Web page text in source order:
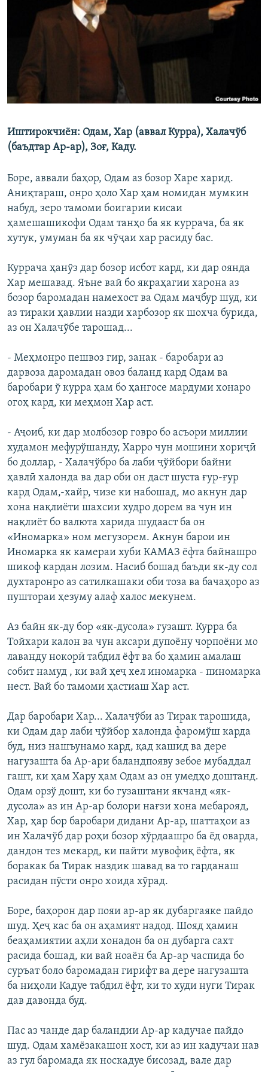
ГУЗОРИШҲОИ РАДИОӢ
Русский
Ҳамаи сомонаҳои RFE/RL
Иштирокчиён: Одам, Хар (аввал Курра), Халачўб
(баъдтар Ар-ар), Зоғ, Каду.
Боре, аввали баҳор, Одам аз бозор Харе харид.
Аниқтараш, онро ҳоло Хар ҳам номидан мумкин
набуд, зеро тамоми боигарии кисаи
ҳамешашикофи Одам танҳо ба як куррача, ба як
хутук, умуман ба як чўҷаи хар расиду бас.
Куррача ҳанўз дар бозор исбот кард, ки дар оянда
Хар мешавад. Яъне вай бо якраҳагии харона аз
бозор баромадан намехост ва Одам маҷбур шуд, ки
аз тираки ҳавлии назди харбозор як шохча бурида,
аз он Халачўбе тарошад...
- Меҳмонро пешвоз гир, занак - баробари аз
дарвоза даромадан овоз баланд кард Одам ва
баробари ў курра ҳам бо ҳангосе мардуми хонаро
огоҳ кард, ки меҳмон Хар аст.
- Аҷоиб, ки дар молбозор говро бо асъори миллии
худамон мефурўшанду, Харро чун мошини хориҷӣ
бо доллар, - Халачўбро ба лаби ҷўйбори байни
ҳавлӣ халонда ва дар оби он даст шуста ғур-ғур
кард Одам,-хайр, чизе ки набошад, мо акнун дар
хона нақлиёти шахсии худро дорем ва чун ин
нақлиёт бо валюта харида шудааст ба он
«Иномарка» ном мегузорем. Акнун барои ин
Иномарка як камераи хуби КАМАЗ ёфта байнашро
шикоф кардан лозим. Насиб бошад баъди як-ду сол
духтаронро аз сатилкашаки оби тоза ва бачаҳоро аз
пуштораи ҳезуму алаф халос мекунем.
Аз байн як-ду бор «як-дусола» гузашт. Курра ба
Тойхари калон ва чун аксари дупоёну чорпоёни мо
лаванду нокорӣ табдил ёфт ва бо ҳамин амалаш
собит намуд , ки вай ҳеҷ хел иномарка - пиномарка
нест. Вай бо тамоми ҳастиаш Хар аст.
Дар баробари Хар... Халачўби аз Тирак тарошида,
ки Одам дар лаби ҷўйбор халонда фаромўш карда
буд, низ нашъунамо кард, қад кашид ва дере
нагузашта ба Ар-ари баландпояву зебое мубаддал
гашт, ки ҳам Хару ҳам Одам аз он умедҳо доштанд.
Одам орзў дошт, ки бо гузаштани якчанд «як-
дусола» аз ин Ар-ар болори нағзи хона мебарояд,
Хар, ҳар бор баробари дидани Ар-ар, шаттаҳои аз
ин Халачўб дар роҳи бозор хўрдаашро ба ёд оварда,
дандон тез мекард, ки пайти мувофиқ ёфта, як
боракак ба Тирак наздик шавад ва то гарданаш
расидан пўсти онро хоида хӯрад.
Боре, баҳорон дар пояи ар-ар як дубаргаяке пайдо
шуд. Ҳеҷ кас ба он аҳамият надод. Шояд ҳамин
беаҳамиятии аҳли хонадон ба он дубарга сахт
расида бошад, ки вай ноаён ба Ар-ар часпида бо
суръат боло баромадан гирифт ва дере нагузашта
ба ниҳоли Кадуе табдил ёфт, ки то худи нуги Тирак
дав давонда буд.
Пас аз чанде дар баландии Ар-ар кадучае пайдо
шуд. Одам хамёзакашон хост, ки аз ин кадучаи нав
аз гул баромада як носкадуе бисозад, вале дар